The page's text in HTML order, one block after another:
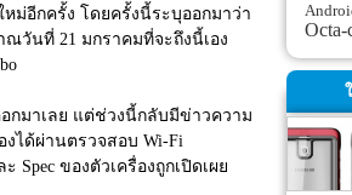
ม่อีกครั้ง โดยครั้งนี้ระบุออกมาว่า
วันที่ 21 มกราคมที่จะถึงนี้เอง
อกมาเลย แต่ช่วงนี้กลับมีข่าวความ
ได้ผ่านตรวจสอบ Wi-Fi
Spec ของตัวเครื่องถูกเปิดเผย
Octa-